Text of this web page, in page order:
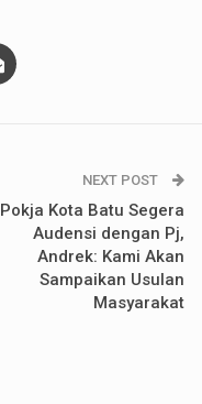
NEXT POST
Pokja Kota Batu Segera
Audensi dengan Pj,
Andrek: Kami Akan
Sampaikan Usulan
Masyarakat